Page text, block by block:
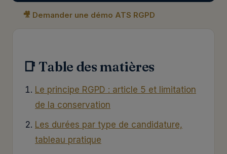
🎥 Demander une démo ATS RGPD
📑 Table des matières
Le principe RGPD : article 5 et limitation
de la conservation
Les durées par type de candidature,
tableau pratique